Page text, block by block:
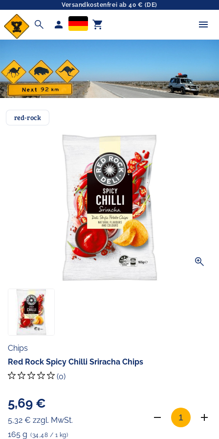
Versandkostenfrei ab 40 € (DE)
search person shopping_cart
red-rock
zoom_in
Chips
Red Rock Spicy Chilli Sriracha Chips
(0)
5,69 €
5,32 € zzgl. MwSt.
165 g (34,48 / 1 kg)